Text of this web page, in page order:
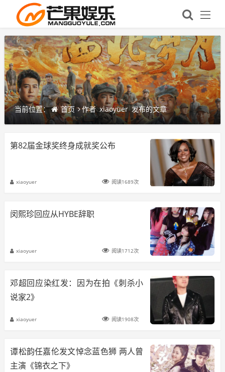
当前位置： 首页 作者xiaoyuer发布的文章
第82届金球奖终身成就奖公布
xiaoyuer 阅读1689次
闵熙珍回应从HYBE辞职
xiaoyuer 阅读1712次
邓超回应染红发：因为在拍《刺杀小
说家2》
xiaoyuer 阅读1908次
谭松韵任嘉伦发文悼念蓝色狮 两人曾
主演《锦衣之下》